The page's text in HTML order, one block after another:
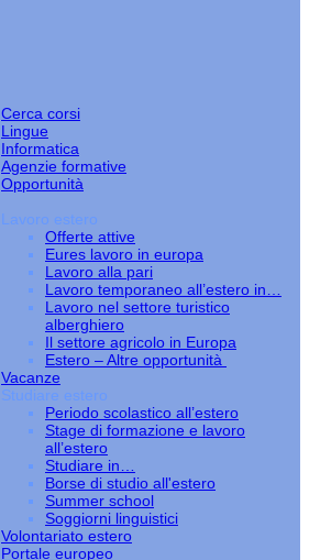
Cerca corsi
Lingue
Informatica
Agenzie formative
Opportunità
Lavoro estero
Offerte attive
Eures lavoro in europa
Lavoro alla pari
Lavoro temporaneo all’estero in…
Lavoro nel settore turistico
alberghiero
Il settore agricolo in Europa
Estero – Altre opportunità
Vacanze
Studiare estero
Periodo scolastico all’estero
Stage di formazione e lavoro
all’estero
Studiare in…
Borse di studio all'estero
Summer school
Soggiorni linguistici
Volontariato estero
Portale europeo